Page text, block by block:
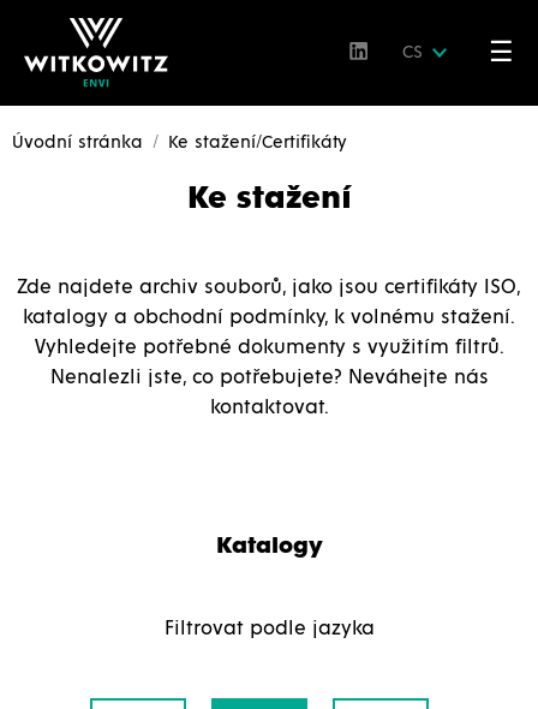
CS ☰
Úvodní stránka Ke stažení/Certifikáty
Ke stažení
Zde najdete archiv souborů, jako jsou certifikáty ISO,
katalogy a obchodní podmínky, k volnému stažení.
Vyhledejte potřebné dokumenty s využitím filtrů.
Nenalezli jste, co potřebujete? Neváhejte nás
kontaktovat.
Katalogy
Filtrovat podle jazyka